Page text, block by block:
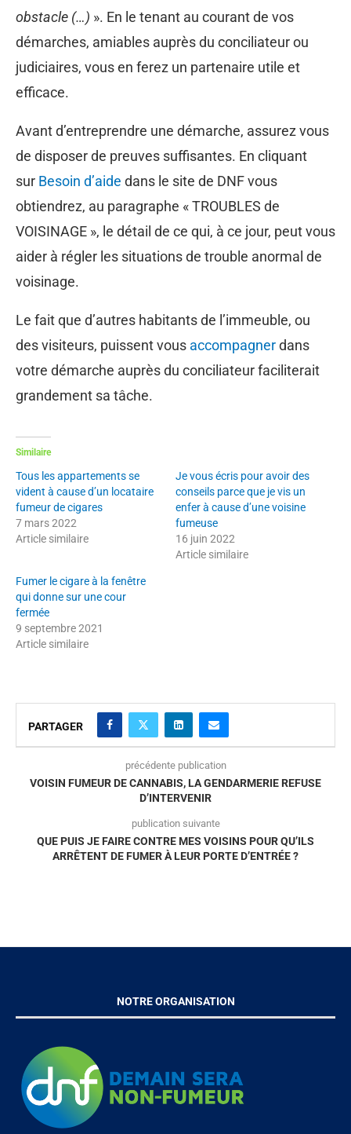
obstacle (…) ». En le tenant au courant de vos
démarches, amiables auprès du conciliateur ou
judiciaires, vous en ferez un partenaire utile et
efficace.
Avant d’entreprendre une démarche, assurez vous
de disposer de preuves suffisantes. En cliquant
sur Besoin d’aide dans le site de DNF vous
obtiendrez, au paragraphe « TROUBLES de
VOISINAGE », le détail de ce qui, à ce jour, peut vous
aider à régler les situations de trouble anormal de
voisinage.
Le fait que d’autres habitants de l’immeuble, ou
des visiteurs, puissent vous accompagnerdans
votre démarche auprès du conciliateur faciliterait
grandement sa tâche.
Similaire
Tous les appartements se
vident à cause d’un locataire
fumeur de cigares
7 mars 2022
Article similaire
Je vous écris pour avoir des
conseils parce que je vis un
enfer à cause d’une voisine
fumeuse
16 juin 2022
Article similaire
Fumer le cigare à la fenêtre
qui donne sur une cour
fermée
9 septembre 2021
Article similaire
PARTAGER
précédente publication
VOISIN FUMEUR DE CANNABIS, LA GENDARMERIE REFUSE
D’INTERVENIR
publication suivante
QUE PUIS JE FAIRE CONTRE MES VOISINS POUR QU’ILS
ARRÊTENT DE FUMER À LEUR PORTE D’ENTRÉE ?
NOTRE ORGANISATION